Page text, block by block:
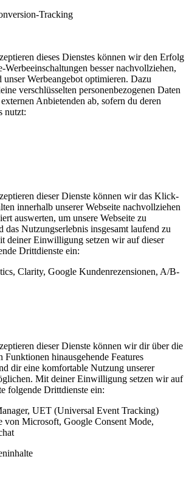
Tracking
dieses Dienstes können wir den Erfolg
Werbeeinschaltungen besser nachvollziehen,
unser Werbeangebot optimieren. Dazu
verschlüsselten personenbezogenen Daten
Anbietenden ab, sofern du deren
nutzt:
dieser Dienste können wir das Klick-
innerhalb unserer Webseite nachvollziehen
auswerten, um unsere Webseite zu
das Nutzungserlebnis insgesamt laufend zu
deiner Einwilligung setzen wir auf dieser
Drittdienste ein:
Clarity, Google Kundenrezensionen, A/B-
dieser Dienste können wir dir über die
Funktionen hinausgehende Features
dir eine komfortable Nutzung unserer
Mit deiner Einwilligung setzen wir auf
folgende Drittdienste ein:
UET (Universal Event Tracking)
von Microsoft, Google Consent Mode,